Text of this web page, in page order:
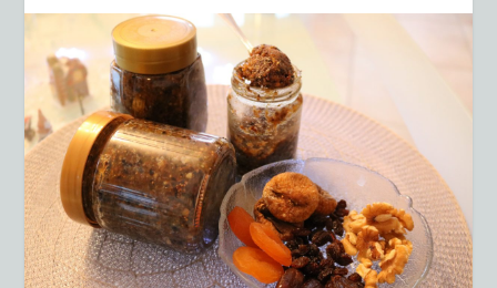
SCHNELLER COUSCOUS-SALAT IN NUR 15
MINUTEN